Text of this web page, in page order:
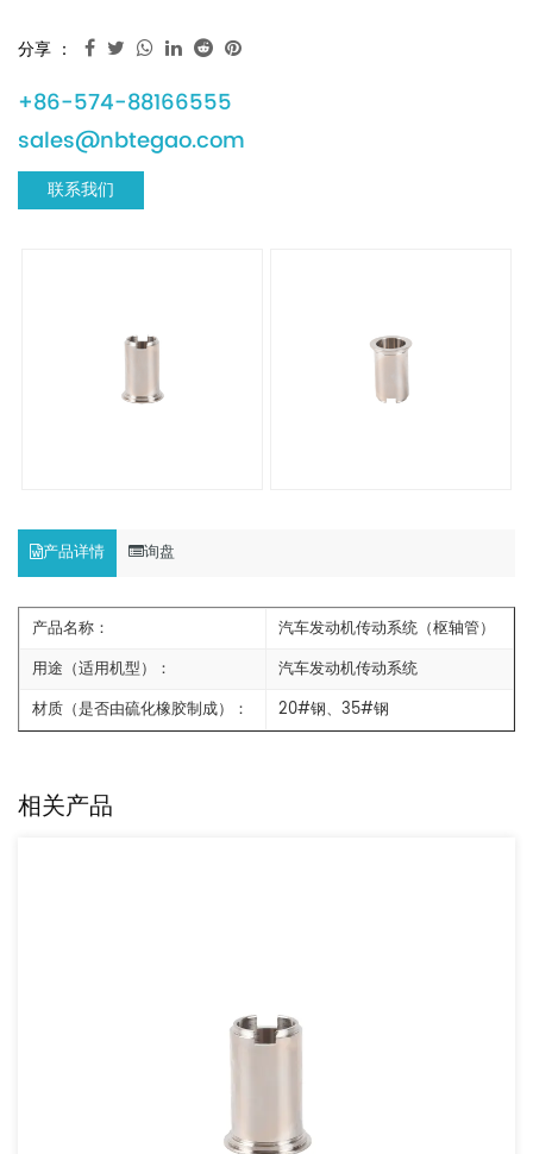
分享 ：
+86-574-88166555
sales@nbtegao.com
联系我们
产品详情 询盘
产品名称：
汽车发动机传动系统（枢轴管）
用途（适用机型）：
汽车发动机传动系统
材质（是否由硫化橡胶制成）：
20#钢、35#钢
相关产品